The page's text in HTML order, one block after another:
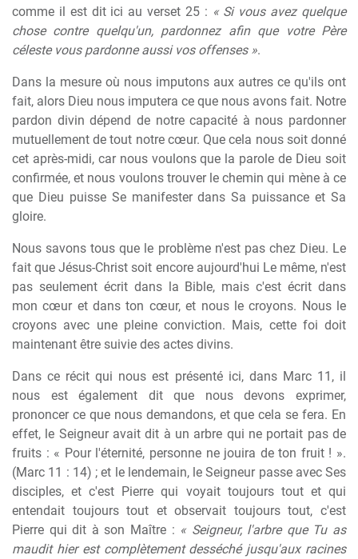
comme il est dit ici au verset 25 : « Si vous avez quelque
chose contre quelqu'un, pardonnez afin que votre Père
céleste vous pardonne aussi vos offenses ».
Dans la mesure où nous imputons aux autres ce qu'ils ont
fait, alors Dieu nous imputera ce que nous avons fait. Notre
pardon divin dépend de notre capacité à nous pardonner
mutuellement de tout notre cœur. Que cela nous soit donné
cet après-midi, car nous voulons que la parole de Dieu soit
confirmée, et nous voulons trouver le chemin qui mène à ce
que Dieu puisse Se manifester dans Sa puissance et Sa
gloire.
Nous savons tous que le problème n'est pas chez Dieu. Le
fait que Jésus-Christ soit encore aujourd'hui Le même, n'est
pas seulement écrit dans la Bible, mais c'est écrit dans
mon cœur et dans ton cœur, et nous le croyons. Nous le
croyons avec une pleine conviction. Mais, cette foi doit
maintenant être suivie des actes divins.
Dans ce récit qui nous est présenté ici, dans Marc 11, il
nous est également dit que nous devons exprimer,
prononcer ce que nous demandons, et que cela se fera. En
effet, le Seigneur avait dit à un arbre qui ne portait pas de
fruits : « Pour l'éternité, personne ne jouira de ton fruit ! ».
(Marc 11 : 14) ; et le lendemain, le Seigneur passe avec Ses
disciples, et c'est Pierre qui voyait toujours tout et qui
entendait toujours tout et observait toujours tout, c'est
Pierre qui dit à son Maître : « Seigneur, l'arbre que Tu as
maudit hier est complètement desséché jusqu'aux racines